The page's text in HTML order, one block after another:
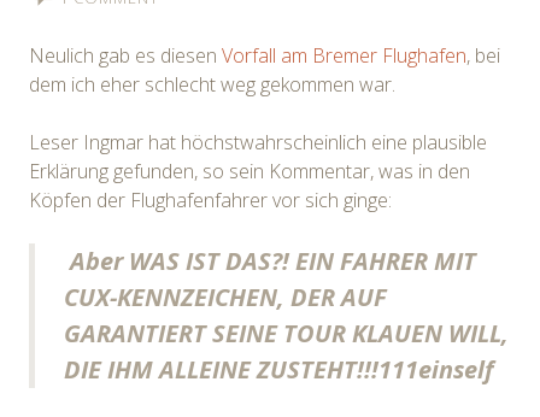
Neulich gab es diesen Vorfall am Bremer Flughafen, bei
dem ich eher schlecht weg gekommen war.
Leser Ingmar hat höchstwahrscheinlich eine plausible
Erklärung gefunden, so sein Kommentar, was in den
Köpfen der Flughafenfahrer vor sich ginge:
Aber WAS IST DAS?! EIN FAHRER MIT
CUX-KENNZEICHEN, DER AUF
GARANTIERT SEINE TOUR KLAUEN WILL,
DIE IHM ALLEINE ZUSTEHT!!!111einself